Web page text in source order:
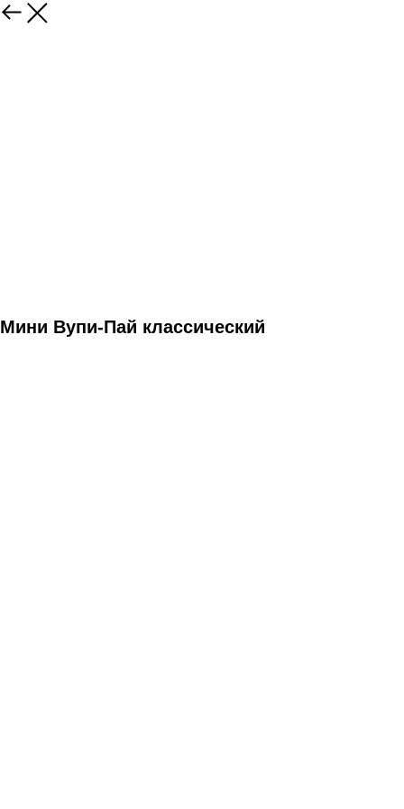
Мини Вупи-Пай классический